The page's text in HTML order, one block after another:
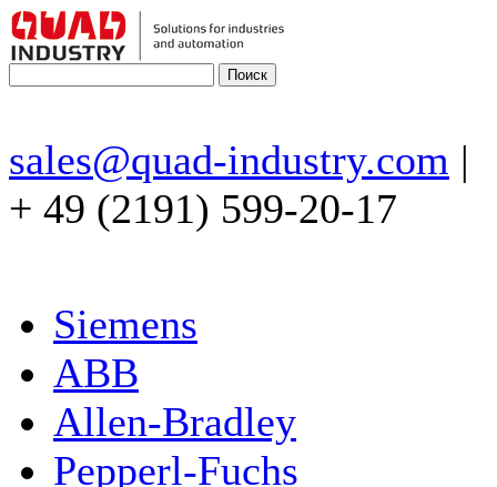
sales@quad-industry.com |
+ 49 (2191) 599-20-17
Siemens
ABB
Allen-Bradley
Pepperl-Fuchs